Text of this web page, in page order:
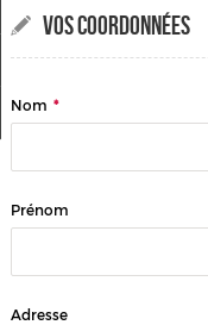
Contact
VOS COORDONNÉES
Nom *
Prénom
Adresse